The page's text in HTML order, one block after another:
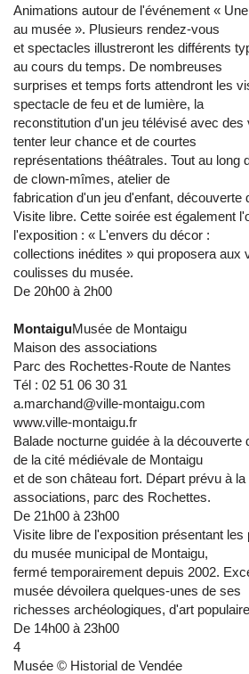
Animations autour de l'événement «
au musée ». Plusieurs rendez-vous
et spectacles illustreront les différents
au cours du temps. De nombreuses
surprises et temps forts attendront les
spectacle de feu et de lumière, la
reconstitution d'un jeu télévisé avec
tenter leur chance et de courtes
représentations théâtrales. Tout au long
de clown-mîmes, atelier de
fabrication d'un jeu d'enfant, découverte
Visite libre. Cette soirée est également
l'exposition : « L'envers du décor :
collections inédites » qui proposera aux
coulisses du musée.
De 20h00 à 2h00
MontaiguMusée de Montaigu
Maison des associations
Parc des Rochettes-Route de Nantes
Tél : 02 51 06 30 31
a.marchand@ville-montaigu.com
www.ville-montaigu.fr
Balade nocturne guidée à la découverte
de la cité médiévale de Montaigu
et de son château fort. Départ prévu à
associations, parc des Rochettes.
De 21h00 à 23h00
Visite libre de l'exposition présentant les
du musée municipal de Montaigu,
fermé temporairement depuis 2002.
musée dévoilera quelques-unes de ses
richesses archéologiques, d'art
De 14h00 à 23h00
4
Musée © Historial de Vendée